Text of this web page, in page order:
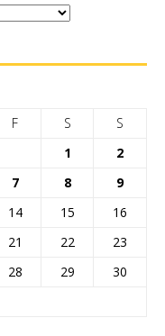
F S
S
1
2
7 8
9
14 15
16
21 22
23
28 29
30